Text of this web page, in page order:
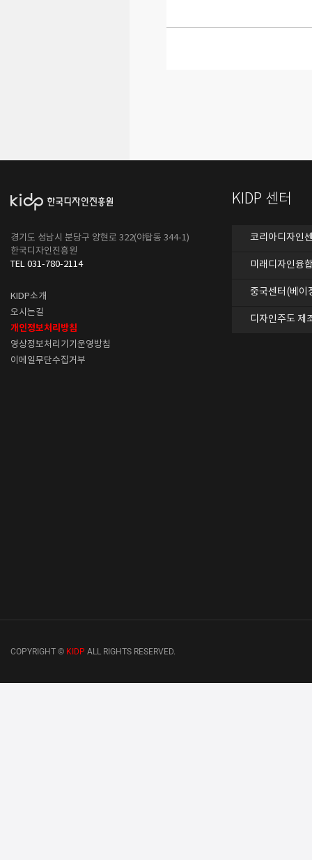
경기도 성남시 분당구 양현로 322(야탑동 344-1)
한국디자인진흥원
TEL 031-780-2114
KIDP소개
오시는길
개인정보처리방침
영상정보처리기기운영방침
이메일무단수집거부
KIDP 센터
코리아디자인
미래디자인융
중국센터(베이
디자인주도 제
COPYRIGHT © KIDP ALL RIGHTS RESERVED.